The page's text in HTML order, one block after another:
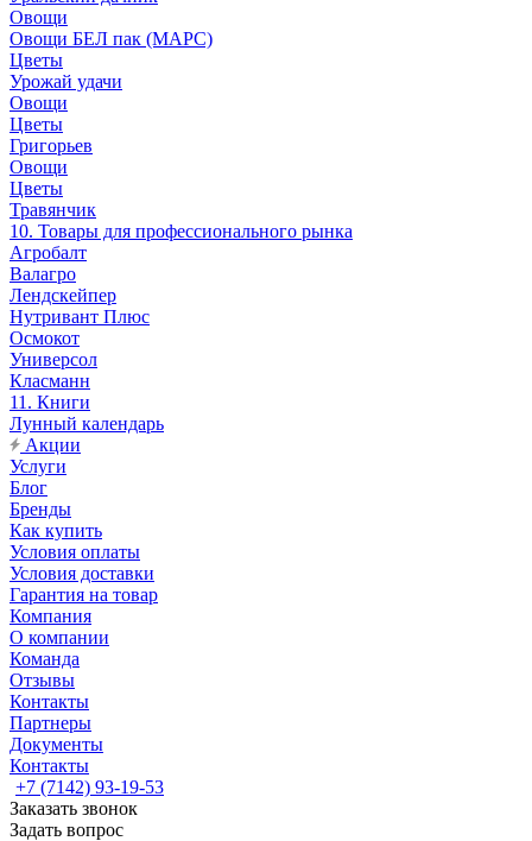
Овощи
Овощи БЕЛ пак (МАРС)
Цветы
Урожай удачи
Овощи
Цветы
Григорьев
Овощи
Цветы
Травянчик
10. Товары для профессионального рынка
Агробалт
Валагро
Лендскейпер
Нутривант Плюс
Осмокот
Универсол
Класманн
11. Книги
Лунный календарь
Акции
Услуги
Блог
Бренды
Как купить
Условия оплаты
Условия доставки
Гарантия на товар
Компания
О компании
Команда
Отзывы
Контакты
Партнеры
Документы
Контакты
+7 (7142) 93-19-53
Заказать звонок
Задать вопрос